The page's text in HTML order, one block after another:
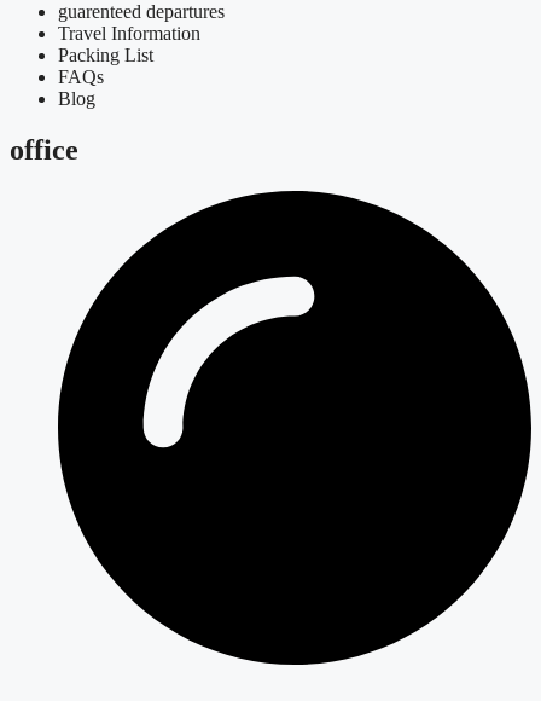
guarenteed departures
Travel Information
Packing List
FAQs
Blog
office